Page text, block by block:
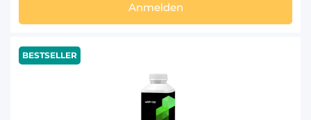
Anmelden
BESTSELLER